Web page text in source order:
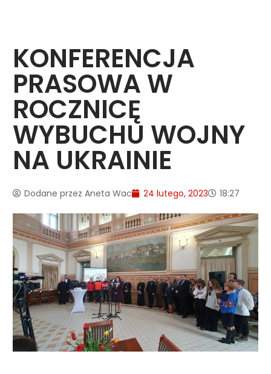
KONFERENCJA
PRASOWA W
ROCZNICĘ
WYBUCHU WOJNY
NA UKRAINIE
Dodane przez Aneta Wac 24 lutego, 2023 18:27